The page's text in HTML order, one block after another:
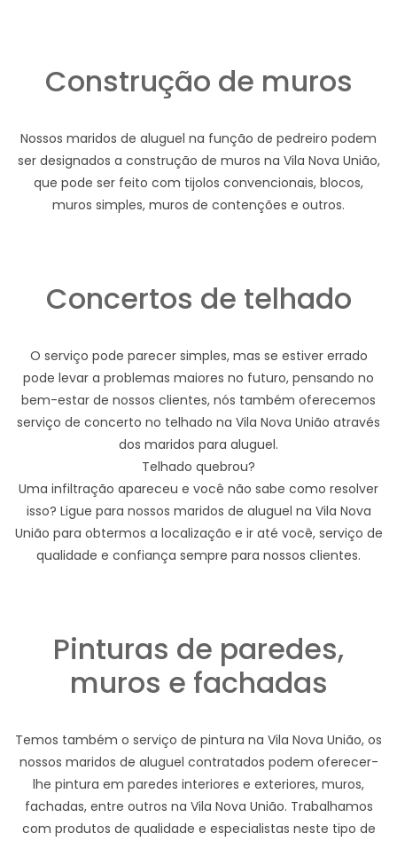
Construção de muros
Nossos maridos de aluguel na função de pedreiro podem
ser designados a construção de muros na Vila Nova União,
que pode ser feito com tijolos convencionais, blocos,
muros simples, muros de contenções e outros.
Concertos de telhado
O serviço pode parecer simples, mas se estiver errado
pode levar a problemas maiores no futuro, pensando no
bem-estar de nossos clientes, nós também oferecemos
serviço de concerto no telhado na Vila Nova União através
dos maridos para aluguel.
Telhado quebrou?
Uma infiltração apareceu e você não sabe como resolver
isso? Ligue para nossos maridos de aluguel na Vila Nova
União para obtermos a localização e ir até você, serviço de
qualidade e confiança sempre para nossos clientes.
Pinturas de paredes,
muros e fachadas
Temos também o serviço de pintura na Vila Nova União, os
nossos maridos de aluguel contratados podem oferecer-
lhe pintura em paredes interiores e exteriores, muros,
fachadas, entre outros na Vila Nova União. Trabalhamos
com produtos de qualidade e especialistas neste tipo de